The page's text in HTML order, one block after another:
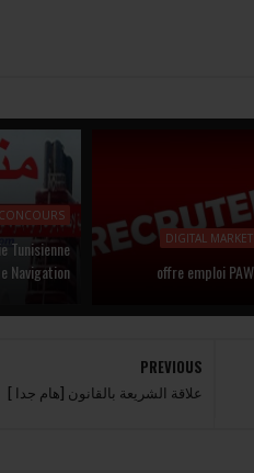
CONCOURS
Tunisienne
Navigation
DIGITAL
offre emploi
PREVIOUS
علاقة الشريعة بالقانون [هام جدا ]